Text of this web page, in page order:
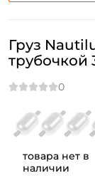
товара нет в
наличии
Груз
трубочкой